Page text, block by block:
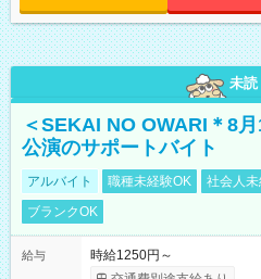
未読
＜SEKAI NO OWARI＊8
公演のサポートバイト
アルバイト 職種未経験OK 社会人
ブランクOK
給与
時給1250円～